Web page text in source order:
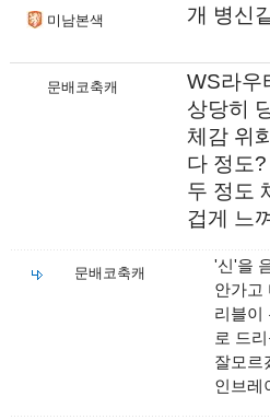
미남본색 개 병신
문배코축캐
WS라우
상당히
체감 위
다 정도
두 정도
겁게 느
문배코축캐
'신'을
안가고
리블이
로 드
잘모르
인브레